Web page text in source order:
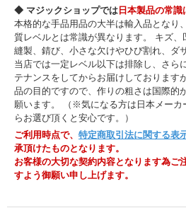
◆ マジックショップでは 日本製品の常識
本格的な手品用品の大半は輸入品となり
質レベルとは常識が異なります。 キズ
縫製、錆び、小さな欠けやひび割れ、ダ
当店では一定レベル以下は排除し、さら
テナンスをしてからお届けしております
品の目的ですので、作りの粗さは国際的
願います。 （※気になる方は日本メーカ
らお選び頂くと安心です。）
ご利用時点で、 特定商取引法に関する表
承頂けたものとなります。
お客様の大切な契約内容となります為ご
すよう御願い申し上げます。